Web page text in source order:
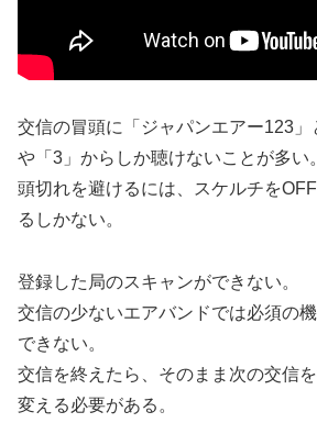
交信の冒頭に「ジャパンエアー123」
や「3」からしか聴けないことが多い。
頭切れを避けるには、スケルチを
るしかない。
登録した局のスキャンができない。
交信の少ないエアバンドでは必須の
できない。
交信を終えたら、そのまま次の交信
変える必要がある。